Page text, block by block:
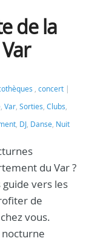
de la
, concert
, Var, Sorties, Clubs,
, DJ, Danse, Nuit
du Var ?
guide vers les
de
vous.
nocturne